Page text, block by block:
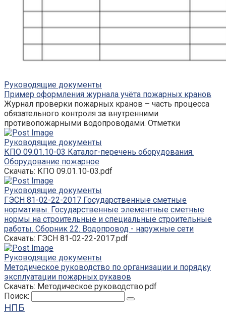
Руководящие документы
Пример оформления журнала учёта пожарных кранов
Журнал проверки пожарных кранов – часть процесса
обязательного контроля за внутренними
противопожарными водопроводами. Отметки
Руководящие документы
КПО 09.01.10-03 Каталог-перечень оборудования.
Оборудование пожарное
Скачать: КПО 09.01.10-03.pdf
Руководящие документы
ГЭСН 81-02-22-2017 Государственные сметные
нормативы. Государственные элементные сметные
нормы на строительные и специальные строительные
работы. Сборник 22. Водопровод - наружные сети
Скачать: ГЭСН 81-02-22-2017.pdf
Руководящие документы
Методическое руководство по организации и порядку
эксплуатации пожарных рукавов
Скачать: Методическое руководство.pdf
Поиск:
НПБ